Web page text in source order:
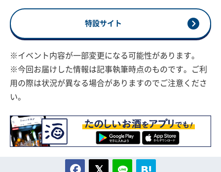
特設サイト
※イベント内容が一部変更になる可能性があります。
※今回お届けした情報は記事執筆時点のものです。ご利
用の際は状況が異なる場合がありますのでご注意くださ
い。